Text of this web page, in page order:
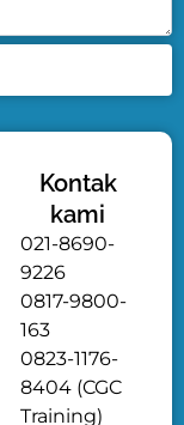
Kontak
kami
021-8690-
9226
0817-9800-
163
0823-1176-
8404 (CGC
Training)